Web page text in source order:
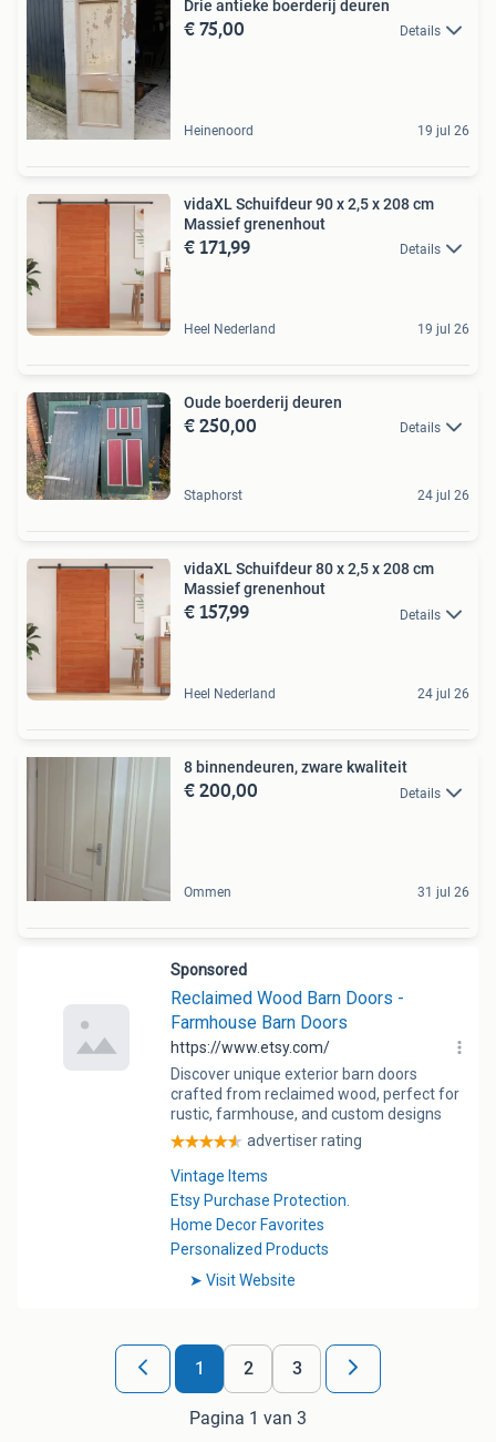
Drie antieke boerderij deuren
€ 75,00 Details
Heinenoord 19 jul 26
vidaXL Schuifdeur 90 x 2,5 x 208 cm
Massief grenenhout
€ 171,99 Details
Heel Nederland 19 jul 26
Oude boerderij deuren
€ 250,00 Details
Staphorst 24 jul 26
vidaXL Schuifdeur 80 x 2,5 x 208 cm
Massief grenenhout
€ 157,99 Details
Heel Nederland 24 jul 26
8 binnendeuren, zware kwaliteit
€ 200,00 Details
Ommen 31 jul 26
1 2 3
Pagina 1 van 3